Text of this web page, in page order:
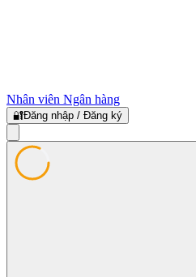
Nhân viên Ngân hàng
🔐Đăng nhập / Đăng ký